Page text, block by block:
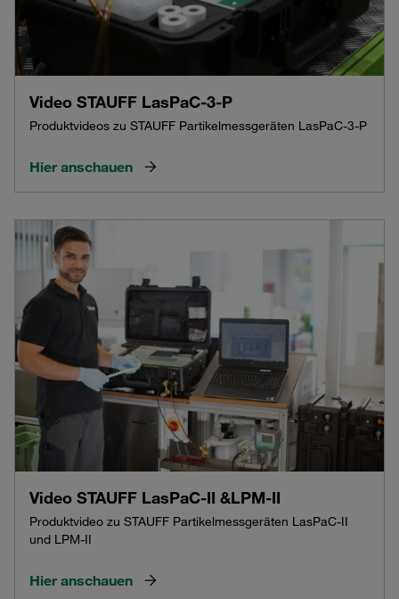
Video STAUFF LasPaC-3-P
Produktvideos zu STAUFF Partikelmessgeräten LasPaC-3-P
Hier anschauen
Video STAUFF LasPaC-II &LPM-II
Produktvideo zu STAUFF Partikelmessgeräten LasPaC-II
und LPM-II
Hier anschauen